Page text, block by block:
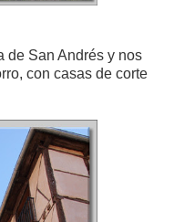
de San Andrés y nos
con casas de corte